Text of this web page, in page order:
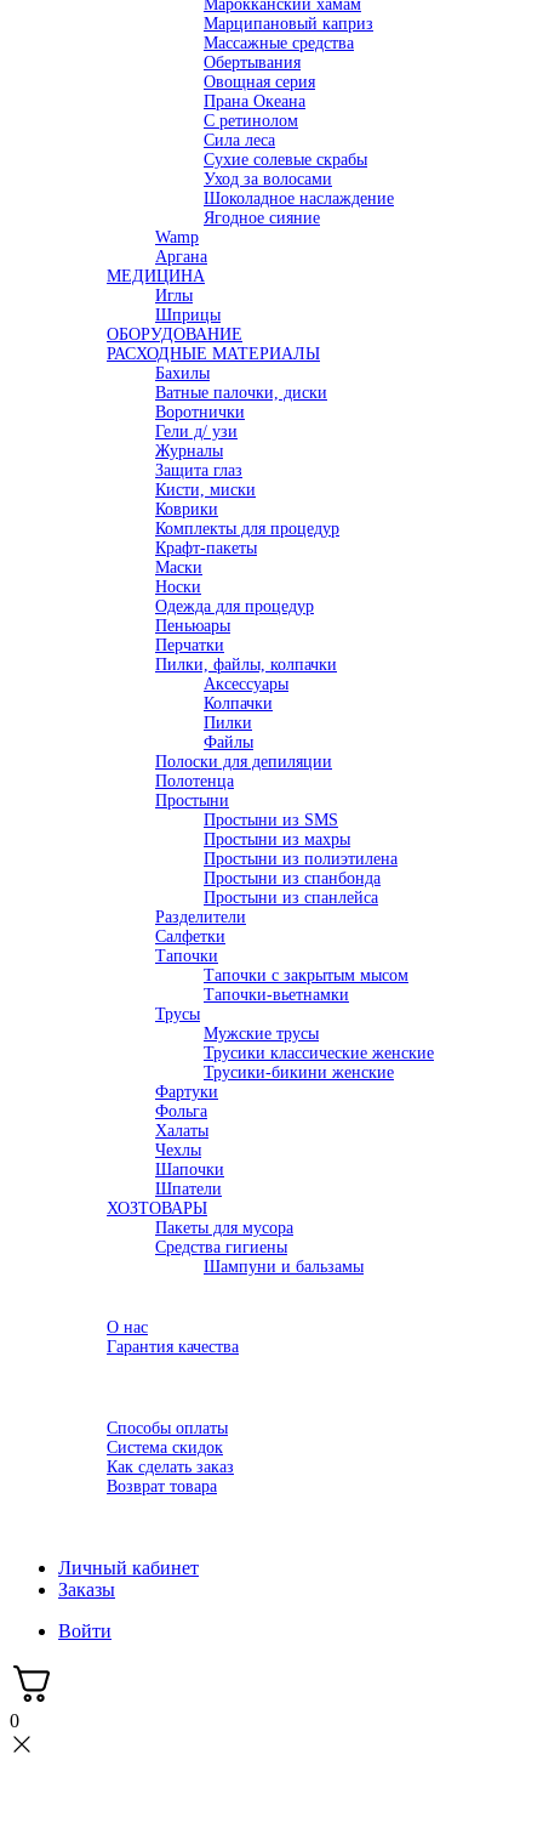
Марокканский хамам
Марципановый каприз
Массажные средства
Обертывания
Овощная серия
Прана Океана
С ретинолом
Сила леса
Сухие солевые скрабы
Уход за волосами
Шоколадное наслаждение
Ягодное сияние
Wamp
Аргана
МЕДИЦИНА
Иглы
Шприцы
ОБОРУДОВАНИЕ
РАСХОДНЫЕ МАТЕРИАЛЫ
Бахилы
Ватные палочки, диски
Воротнички
Гели д/ узи
Журналы
Защита глаз
Кисти, миски
Коврики
Комплекты для процедур
Крафт-пакеты
Маски
Носки
Одежда для процедур
Пеньюары
Перчатки
Пилки, файлы, колпачки
Аксессуары
Колпачки
Пилки
Файлы
Полоски для депиляции
Полотенца
Простыни
Простыни из SMS
Простыни из махры
Простыни из полиэтилена
Простыни из спанбонда
Простыни из спанлейса
Разделители
Салфетки
Тапочки
Тапочки с закрытым мысом
Тапочки-вьетнамки
Трусы
Мужские трусы
Трусики классические женские
Трусики-бикини женские
Фартуки
Фольга
Халаты
Чехлы
Шапочки
Шпатели
ХОЗТОВАРЫ
Пакеты для мусора
Средства гигиены
Шампуни и бальзамы
О нас
Гарантия качества
Способы оплаты
Система скидок
Как сделать заказ
Возврат товара
Личный кабинет
Заказы
Войти
0